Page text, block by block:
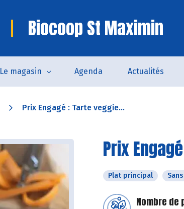
Biocoop St Maximin
Le magasin Agenda Actualités
Prix Engagé : Tarte veggie...
Prix
Plat principal
Nombre de